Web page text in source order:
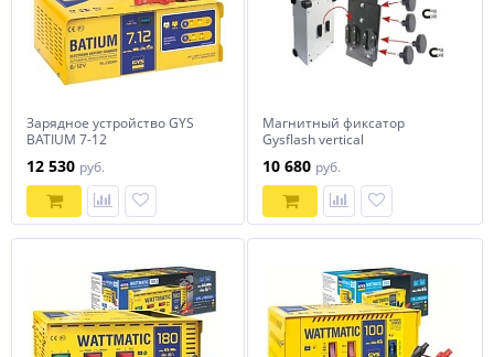
Зарядное устройство GYS
BATIUM 7-12
12 530 руб.
Магнитный фиксатор
Gysflash vertical
10 680 руб.